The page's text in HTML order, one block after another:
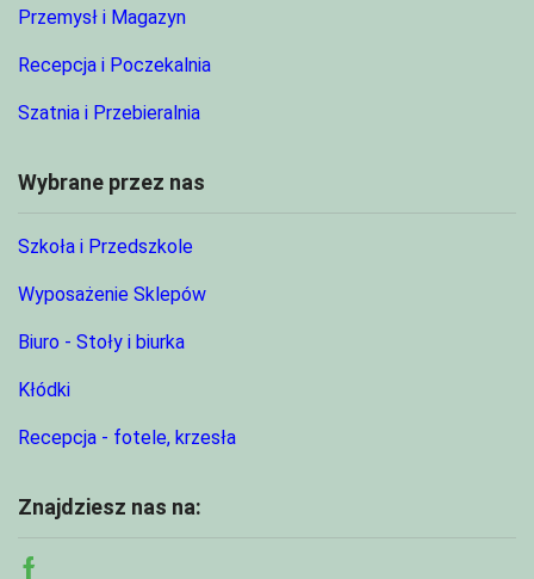
Przemysł i Magazyn
Recepcja i Poczekalnia
Szatnia i Przebieralnia
Wybrane przez nas
Szkoła i Przedszkole
Wyposażenie Sklepów
Biuro - Stoły i biurka
Kłódki
Recepcja - fotele, krzesła
Znajdziesz nas na: